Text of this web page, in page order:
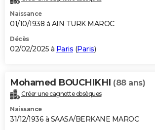
Naissance
01/10/1938 à AIN TURK MAROC
Décès
02/02/2025 à Paris (Paris)
Mohamed BOUCHIKHI (88 ans)
Créer une cagnotte obsèques
Naissance
31/12/1936 à SAASA/BERKANE MAROC